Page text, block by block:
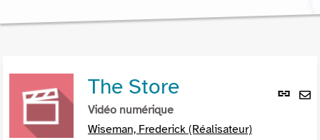
Lien
The Store
Vidéo numérique
Wiseman, Frederick (Réalisateur)